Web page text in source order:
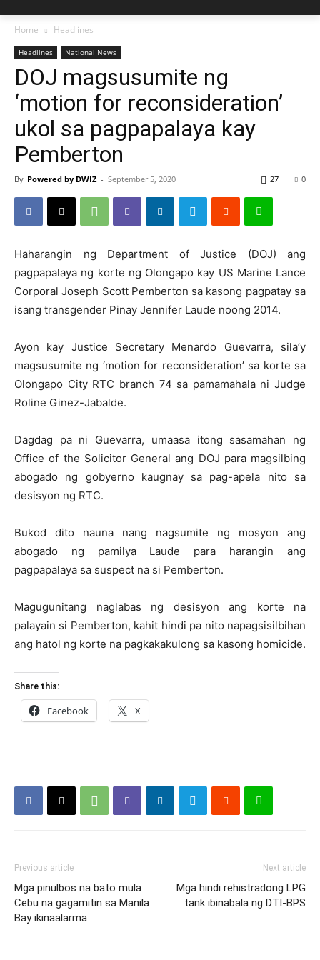
Home Headlines
Headlines National News
DOJ magsusumite ng
‘motion for reconsideration’
ukol sa pagpapalaya kay
Pemberton
By Powered by DWIZ - September 5, 2020 0
27
Haharangin ng Department of Justice (DOJ) ang
pagpapalaya ng korte ng Olongapo kay US Marine Lance
Corporal Joseph Scott Pemberton sa kasong pagpatay sa
isang transgender Pinay Jennifer Laude noong 2014.
Ayon kay Justice Secretary Menardo Guevarra, sila’y
magsusumite ng ‘motion for reconsideration’ sa korte sa
Olongapo City RTC branch 74 sa pamamahala ni Judge
Roline Ginez-Jabalde.
Dagdag pa ni Guevarra, umaasa itong sasamahan ng
Office of the Solicitor General ang DOJ para magsilbing
abogado ng gobyerno kaugnay sa pag-apela nito sa
desisyon ng RTC.
Bukod dito nauna nang nagsumite ng mosyon ang
abogado ng pamilya Laude para harangin ang
pagpapalaya sa suspect na si Pemberton.
Magugunitang naglabas ng desisyon ang korte na
palayain si Pemberton, kahit hindi pa nito napagsisilbihan
ang hatol ng korte na pagkakakulong sa kasong homicide.
Share this:
Facebook X
Previous article
Mga pinulbos na bato mula
Cebu na gagamitin sa Manila
Bay ikinaalarma
Next article
Mga hindi rehistradong LPG
tank ibinabala ng DTI-BPS